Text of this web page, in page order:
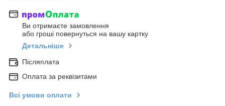
Ви отримаєте замовлення
або гроші повернуться на вашу картку
Детальніше
Післяплата
Оплата за реквізитами
Всі умови оплати